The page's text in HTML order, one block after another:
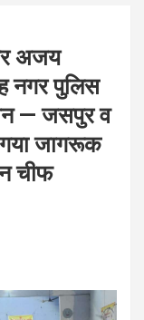
अजय
नगर पुलिस
— जसपुर व
जागरूक
चीफ